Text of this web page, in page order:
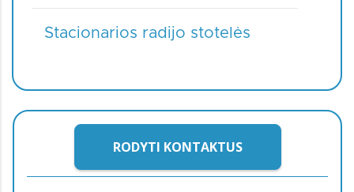
Stacionarios radijo stotelės
RODYTI KONTAKTUS